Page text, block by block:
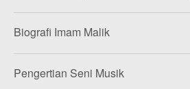
Biografi Imam Malik
Pengertian Seni Musik